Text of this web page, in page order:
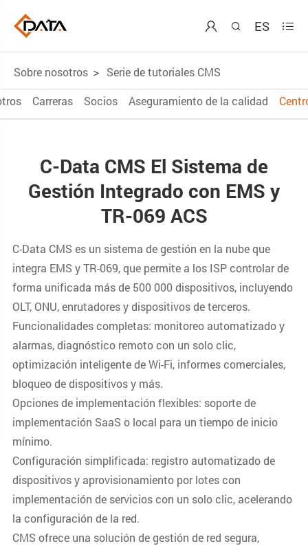
  ES 
Sobre nosotros
Serie de tutoriales CMS
Carreras Socios Aseguramiento de la calidad
C-Data CMS El Sistema de
Gestión Integrado con EMS y
TR-069 ACS
C-Data CMS es un sistema de gestión en la nube que
integra EMS y TR-069, que permite a los ISP controlar de
forma unificada más de 500 000 dispositivos, incluyendo
OLT, ONU, enrutadores y dispositivos de terceros.
Funcionalidades completas: monitoreo automatizado y
alarmas, diagnóstico remoto con un solo clic,
optimización inteligente de Wi-Fi, informes comerciales,
bloqueo de dispositivos y más.
Opciones de implementación flexibles: soporte de
implementación SaaS o local para un tiempo de inicio
mínimo.
Configuración simplificada: registro automatizado de
dispositivos y aprovisionamiento por lotes con
implementación de servicios con un solo clic, acelerando
la configuración de la red.
CMS ofrece una solución de gestión de red segura,